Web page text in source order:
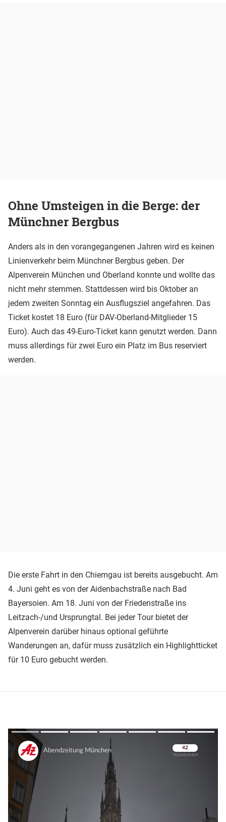
Ohne Umsteigen in die Berge: der
Münchner Bergbus
Anders als in den vorangegangenen Jahren wird es keinen
Linienverkehr beim Münchner Bergbus geben. Der
Alpenverein München und Oberland konnte und wollte das
nicht mehr stemmen. Stattdessen wird bis Oktober an
jedem zweiten Sonntag ein Ausflugsziel angefahren. Das
Ticket kostet 18 Euro (für DAV-Oberland-Mitglieder 15
Euro). Auch das 49-Euro-Ticket kann genutzt werden. Dann
muss allerdings für zwei Euro ein Platz im Bus reserviert
werden.
Die erste Fahrt in den Chiemgau ist bereits ausgebucht. Am
4. Juni geht es von der Aidenbachstraße nach Bad
Bayersoien. Am 18. Juni von der Friedenstraße ins
Leitzach-/und Ursprungtal. Bei jeder Tour bietet der
Alpenverein darüber hinaus optional geführte
Wanderungen an, dafür muss zusätzlich ein Highlightticket
für 10 Euro gebucht werden.
Überspringen